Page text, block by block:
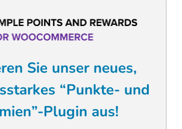
Sie unser neues,
“Punkte- und
Plugin aus!